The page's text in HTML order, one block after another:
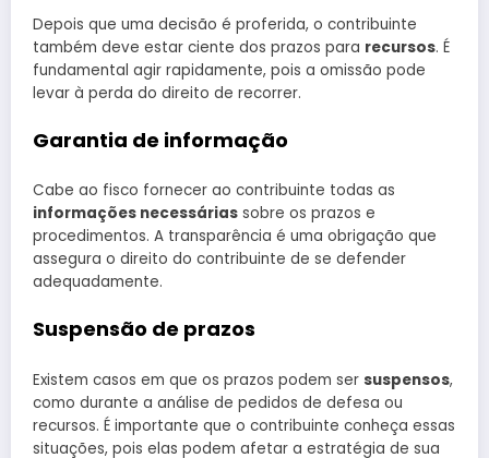
Depois que uma decisão é proferida, o contribuinte
também deve estar ciente dos prazos para recursos. É
fundamental agir rapidamente, pois a omissão pode
levar à perda do direito de recorrer.
Garantia de informação
Cabe ao fisco fornecer ao contribuinte todas as
informações necessárias sobre os prazos e
procedimentos. A transparência é uma obrigação que
assegura o direito do contribuinte de se defender
adequadamente.
Suspensão de prazos
Existem casos em que os prazos podem ser suspensos,
como durante a análise de pedidos de defesa ou
recursos. É importante que o contribuinte conheça essas
situações, pois elas podem afetar a estratégia de sua